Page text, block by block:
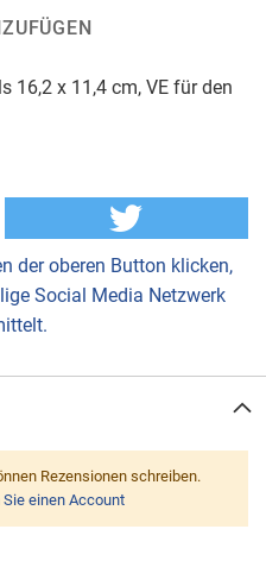
16,2 x 11,4 cm, VE für den
der oberen Button klicken,
Social Media Netzwerk
Rezensionen schreiben.
einen Account